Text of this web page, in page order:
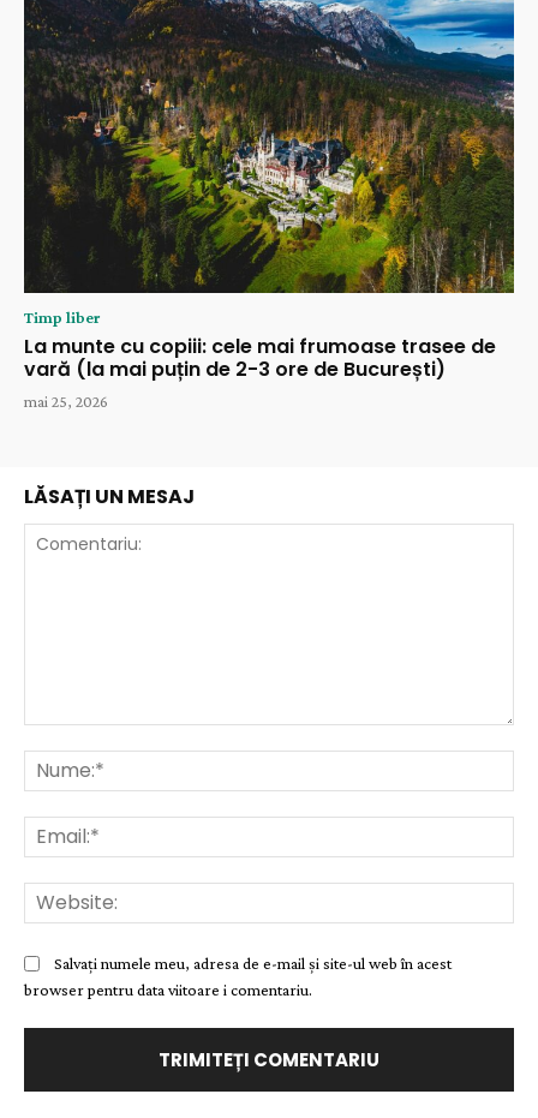
Timp liber
La munte cu copiii: cele mai frumoase trasee de
vară (la mai puțin de 2-3 ore de București)
mai 25, 2026
LĂSAȚI UN MESAJ
Salvați numele meu, adresa de e-mail și site-ul web în acest
browser pentru data viitoare i comentariu.